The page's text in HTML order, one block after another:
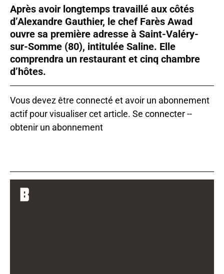
Après avoir longtemps travaillé aux côtés
d’Alexandre Gauthier, le chef Farès Awad
ouvre sa première adresse à Saint-Valéry-
sur-Somme (80), intitulée Saline. Elle
comprendra un restaurant et cinq chambre
d’hôtes.
Vous devez être connecté et avoir un abonnement
actif pour visualiser cet article. Se connecter--
obtenir un abonnement